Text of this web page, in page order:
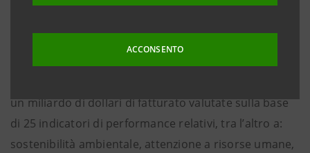
ACCONSENTO
presenta i risultati di un’analisi che valuta e mette a
confronto oltre 6.700 grandi aziende globali quotate
un miliardo di dollari di fatturato valutate sulla base
di 25 indicatori di performance relativi, tra l’altro a:
sostenibilità ambientale, attenzione a risorse umane,